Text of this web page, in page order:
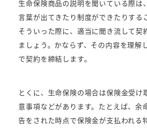
生命保険商品の説明を聞いている際は
言葉が出てきたり制度ができたりする
そういった際に、適当に聞き流して契
ましょう。かならず、その内容を理解
で契約を締結します。
とくに、生命保険の場合は保険金受け
意事項などがあります。たとえば、余
告をされた時点で保険金が支払われる